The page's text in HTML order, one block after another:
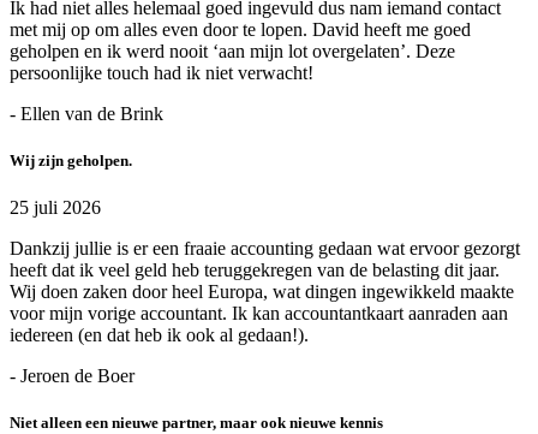
Ik had niet alles helemaal goed ingevuld dus nam iemand contact
met mij op om alles even door te lopen. David heeft me goed
geholpen en ik werd nooit ‘aan mijn lot overgelaten’. Deze
persoonlijke touch had ik niet verwacht!
- Ellen van de Brink
Wij zijn geholpen.
25 juli 2026
Dankzij jullie is er een fraaie accounting gedaan wat ervoor gezorgt
heeft dat ik veel geld heb teruggekregen van de belasting dit jaar.
Wij doen zaken door heel Europa, wat dingen ingewikkeld maakte
voor mijn vorige accountant. Ik kan accountantkaart aanraden aan
iedereen (en dat heb ik ook al gedaan!).
- Jeroen de Boer
Niet alleen een nieuwe partner, maar ook nieuwe kennis